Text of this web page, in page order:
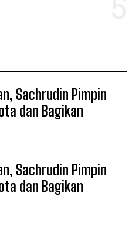
Sachrudin Pimpin
dan Bagikan
Sachrudin Pimpin
dan Bagikan